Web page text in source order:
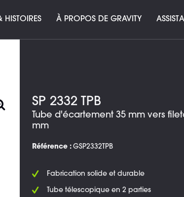
HISTOIRES À PROPOS DE GRAVITY
SP 2332 TPB
Tube d'écartement 35 mm vers
mm
Référence : GSP2332TPB
Fabrication solide et durable
Tube télescopique en 2 parties